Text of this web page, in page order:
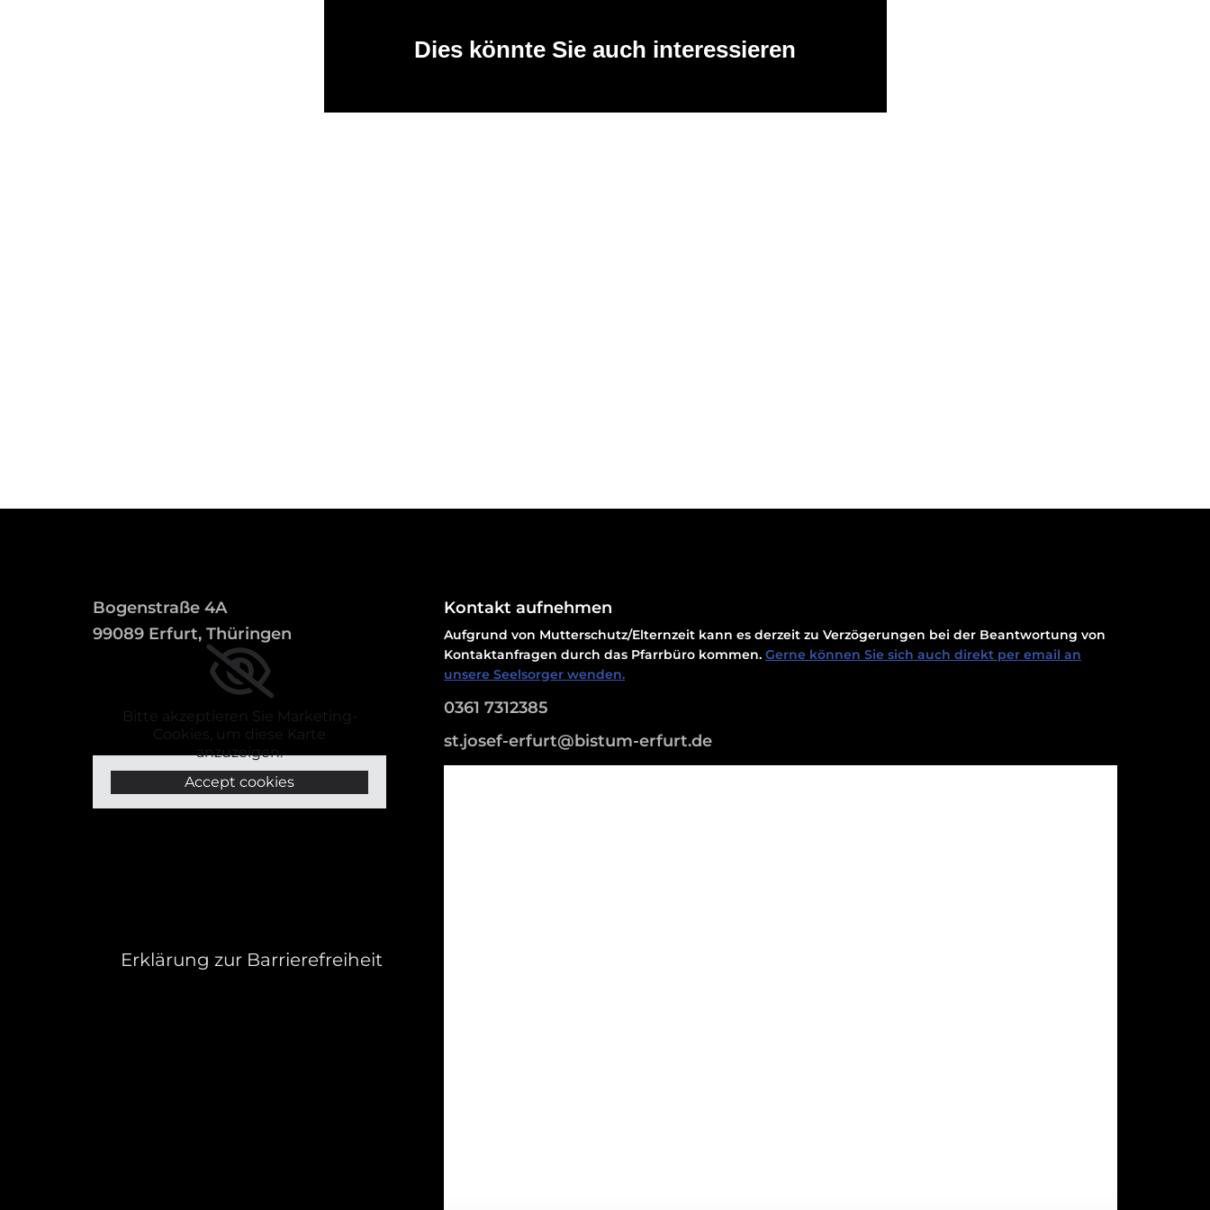
Dies könnte Sie auch interessieren
Bogenstraße 4A
99089 Erfurt, Thüringen
Bitte akzeptieren Sie Marketing-
Cookies, um diese Karte
anzuzeigen.
Accept cookies
Erklärung zur Barrierefreiheit
Kontakt aufnehmen
Aufgrund von Mutterschutz/Elternzeit kann es derzeit zu Verzögerungen bei der Beantwortung von
Kontaktanfragen durch das Pfarrbüro kommen. Gerne können Sie sich auch direkt per email an
unsere Seelsorger wenden.
0361 7312385
st.josef-erfurt@bistum-erfurt.de